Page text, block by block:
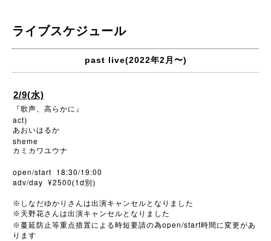
ライブスケジュール
past live(2022年2月〜)
2/9(水)
『歌声、高らかに』
act)
あおいはるか
sheme
カミカワユウナ
open/start 18:30/19:00
adv/day ¥2500(1d 別)
※ しなだゆかりさんは出演キャンセルとなりました
※ 天野花さんは出演キャンセルとなりました
※蔓延防止等重点措置による時短要請の為open/start時間に変更があ
ります